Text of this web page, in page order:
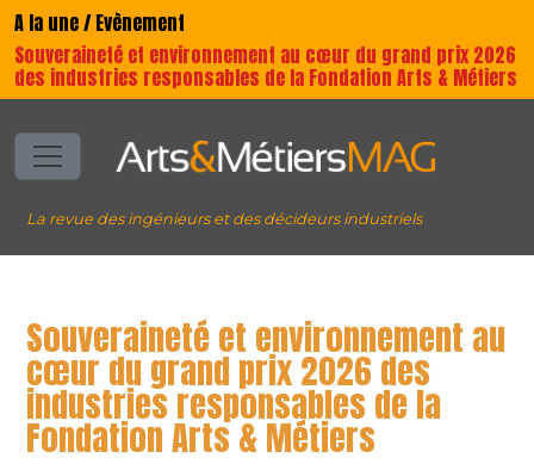
A la une / Evènement
Souveraineté et environnement au cœur du grand prix 2026
des industries responsables de la Fondation Arts & Métiers
La revue des ingénieurs et des décideurs industriels
Souveraineté et environnement au
cœur du grand prix 2026 des
industries responsables de la
Fondation Arts & Métiers